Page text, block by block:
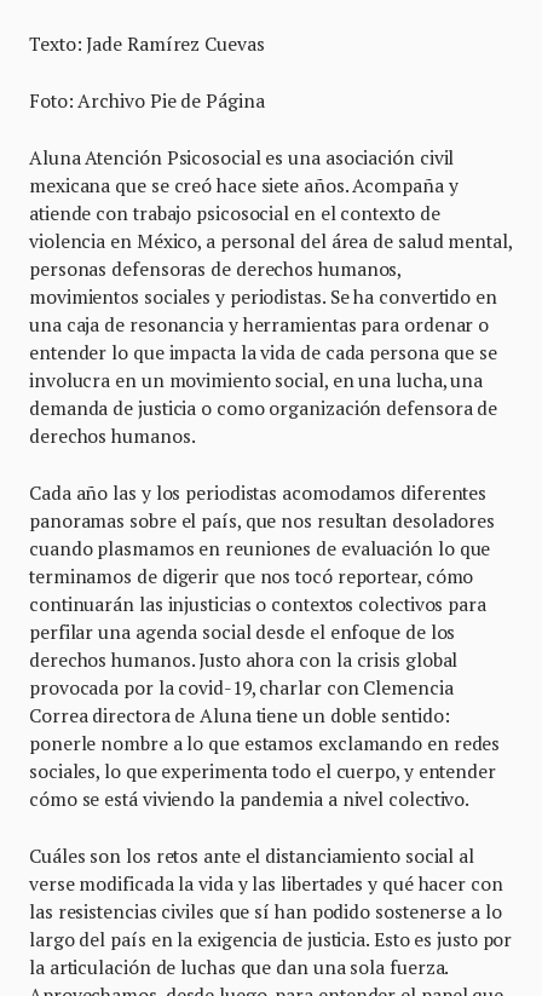
Texto: Jade Ramírez Cuevas
Foto: Archivo Pie de Página
Aluna Atención Psicosocial es una asociación civil
mexicana que se creó hace siete años. Acompaña y
atiende con trabajo psicosocial en el contexto de
violencia en México, a personal del área de salud mental,
personas defensoras de derechos humanos,
movimientos sociales y periodistas. Se ha convertido en
una caja de resonancia y herramientas para ordenar o
entender lo que impacta la vida de cada persona que se
involucra en un movimiento social, en una lucha, una
demanda de justicia o como organización defensora de
derechos humanos.
Cada año las y los periodistas acomodamos diferentes
panoramas sobre el país, que nos resultan desoladores
cuando plasmamos en reuniones de evaluación lo que
terminamos de digerir que nos tocó reportear, cómo
continuarán las injusticias o contextos colectivos para
perfilar una agenda social desde el enfoque de los
derechos humanos. Justo ahora con la crisis global
provocada por la covid-19, charlar con Clemencia
Correa directora de Aluna tiene un doble sentido:
ponerle nombre a lo que estamos exclamando en redes
sociales, lo que experimenta todo el cuerpo, y entender
cómo se está viviendo la pandemia a nivel colectivo.
Cuáles son los retos ante el distanciamiento social al
verse modificada la vida y las libertades y qué hacer con
las resistencias civiles que sí han podido sostenerse a lo
largo del país en la exigencia de justicia. Esto es justo por
la articulación de luchas que dan una sola fuerza.